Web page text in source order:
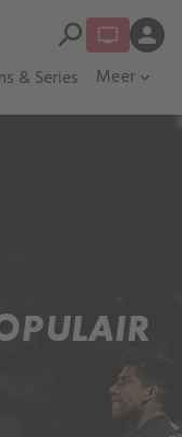
& Series Meer expand_more
search person